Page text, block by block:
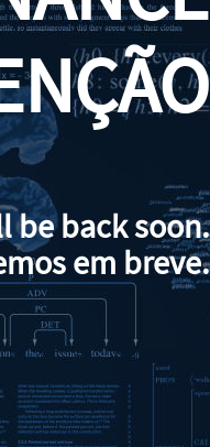
be back soon.
em breve.